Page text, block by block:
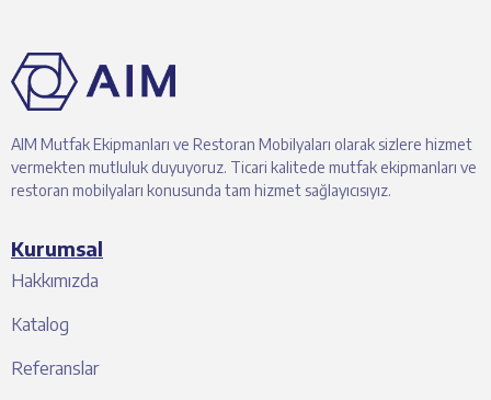
AIM Mutfak Ekipmanları ve Restoran Mobilyaları olarak sizlere hizmet
vermekten mutluluk duyuyoruz. Ticari kalitede mutfak ekipmanları ve
restoran mobilyaları konusunda tam hizmet sağlayıcısıyız.
Kurumsal
Hakkımızda
Katalog
Referanslar